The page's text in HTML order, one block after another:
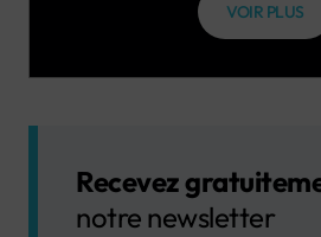
VOIR PLUS
Recevez
notre newsletter